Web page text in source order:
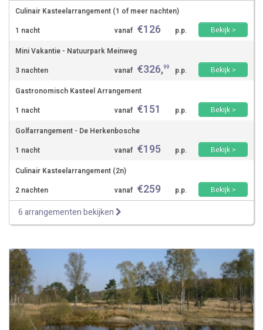
Culinair Kasteelarrangement (1 of meer nachten)
1 nacht
vanaf €126 p.p.
Bekijk >
Mini Vakantie - Natuurpark Meinweg
3 nachten
vanaf €326,99 p.p.
Bekijk >
Gastronomisch Kasteel Arrangement
1 nacht
vanaf €151 p.p.
Bekijk >
Golfarrangement - De Herkenbosche
1 nacht
vanaf €195 p.p.
Bekijk >
Culinair Kasteelarrangement (2n)
2 nachten
vanaf €259 p.p. Bekijk >
6 arrangementen bekijken